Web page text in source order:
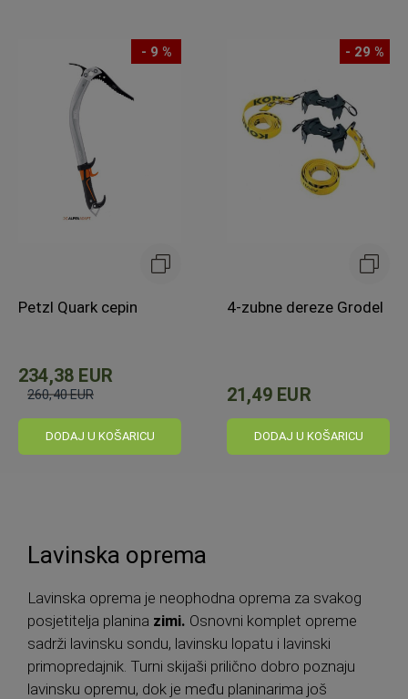
- 9 %
Petzl Quark cepin
234,38 EUR
cijena
260,40 EUR
DODAJ U KOŠARICU
- 29 %
4-zubne dereze Grodel
21,49 EUR
DODAJ U KOŠARICU
Lavinska oprema
Lavinska oprema je neophodna oprema za svakog
posjetitelja planina zimi. Osnovni komplet opreme
sadrži lavinsku sondu, lavinsku lopatu i lavinski
primopredajnik. Turni skijaši prilično dobro poznaju
lavinsku opremu, dok je među planinarima još